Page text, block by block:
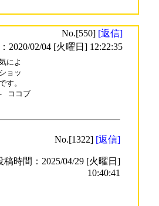
No.[550] [返信]
2020/02/04 [火曜日] 12:22:35
によ
ョッ
す。
ココブ
No.[1322] [返信]
稿時間：2025/04/29 [火曜日]
10:40:41